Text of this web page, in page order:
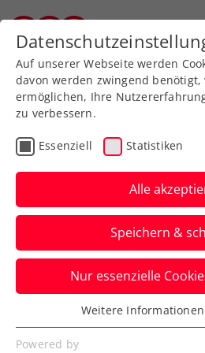
Zurück zur Newsübersicht
Turniere
Erler im
„Kitzbühel
ein
Erlebnis für
Die Gedanken dran
Doppelchampion von vor
immer noch täglich
Auf unserer Webseite werden
davon werden zwingend
ermöglichen, Ihre
zu verbessern.
Essenziell Statistiken
Alle
Speichern &
Nur essenzielle
Essenziell
Essenzielle Cookies werden für
Weitere
Powered by